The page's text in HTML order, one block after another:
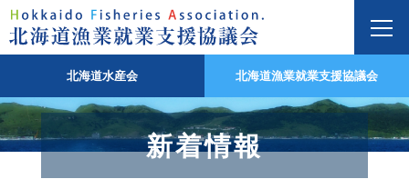
北海道水産会 北海道漁業就業支援協議会
新着情報